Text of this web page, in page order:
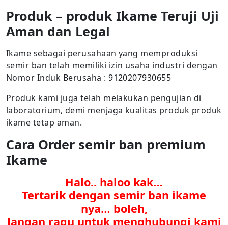
Produk – produk Ikame Teruji Uji
Aman dan Legal
Ikame sebagai perusahaan yang memproduksi
semir ban telah memiliki izin usaha industri dengan
Nomor Induk Berusaha : 9120207930655
Produk kami juga telah melakukan pengujian di
laboratorium, demi menjaga kualitas produk produk
ikame tetap aman.
Cara Order semir ban premium
Ikame
Halo.. haloo kak…
Tertarik dengan semir ban ikame
nya… boleh,
Jangan ragu untuk menghubungi kami